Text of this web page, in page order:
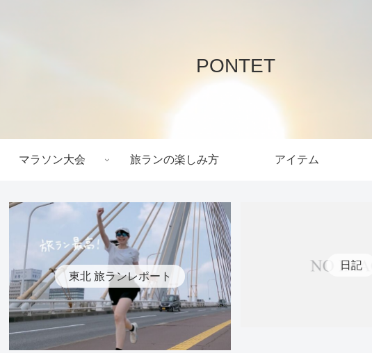
PONTET
マラソン大会 旅ランの楽しみ方 アイテム
東北 旅ランレポート
日記